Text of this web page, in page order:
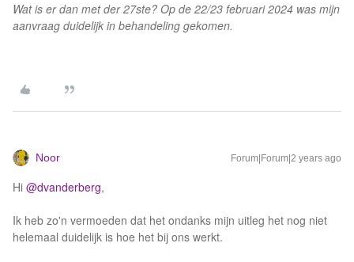
Wat is er dan met der 27ste? Op de 22/23 februari 2024 was mijn
aanvraag duidelijk in behandeling gekomen.
Noor Forum|Forum|2 years ago
Hi @dvanderberg,
Ik heb zo'n vermoeden dat het ondanks mijn uitleg het nog niet
helemaal duidelijk is hoe het bij ons werkt.